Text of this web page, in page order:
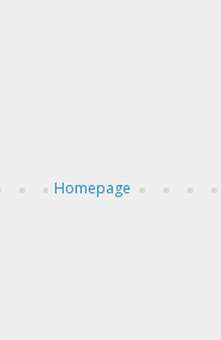
Homepage